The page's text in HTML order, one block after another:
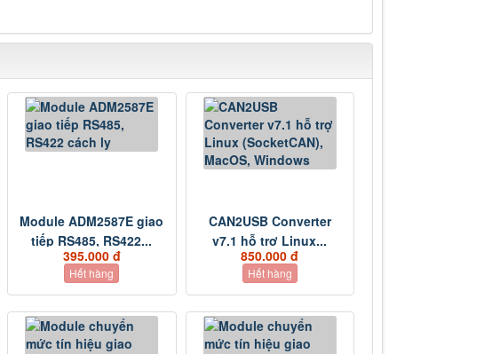
Module ADM2587E giao
tiếp RS485, RS422...
395.000 đ
Hết hàng
CAN2USB Converter
v7.1 hỗ trợ Linux...
850.000 đ
Hết hàng